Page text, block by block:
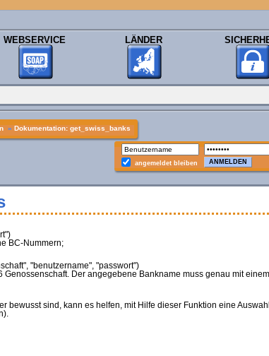
WEBSERVICE LÄNDER
» Dokumentation: get_swiss_banks
angemeldet bleiben
BC-Nummern;
"benutzername", "passwort")
Genossenschaft. Der angegebene Bankname muss genau mit
bewusst sind, kann es helfen, mit Hilfe dieser Funktion eine